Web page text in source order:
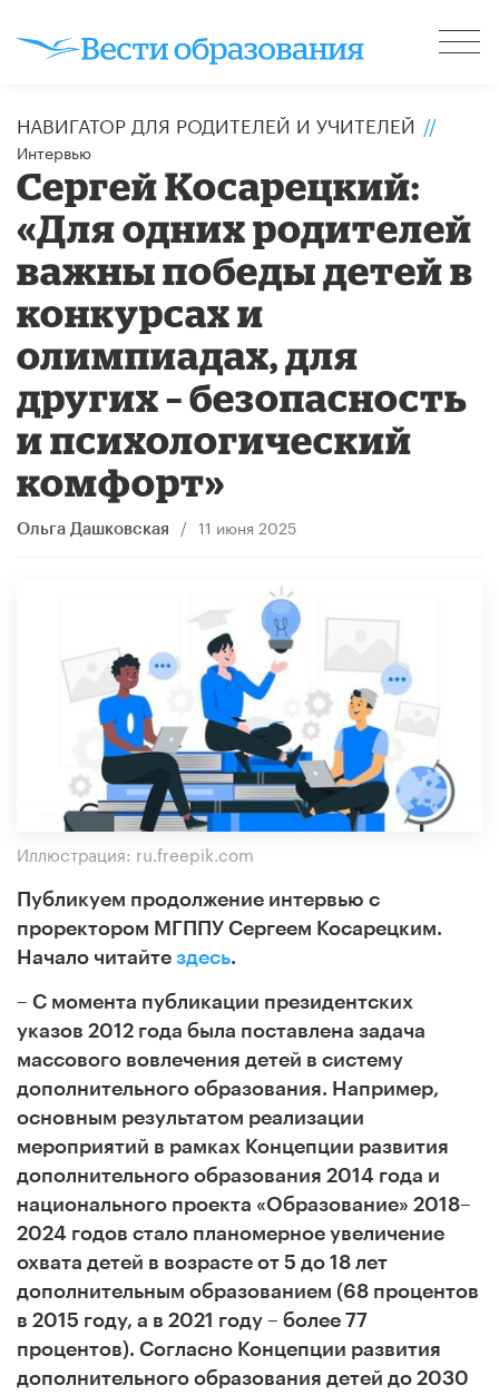
НАВИГАТОР ДЛЯ РОДИТЕЛЕЙ И УЧИТЕЛЕЙ //
Интервью
Сергей Косарецкий:
«Для одних родителей
важны победы детей в
конкурсах и
олимпиадах, для
других – безопасность
и психологический
комфорт»
Ольга Дашковская / 11 июня 2025
Иллюстрация: ru.freepik.com
Публикуем продолжение интервью с
проректором МГППУ Сергеем Косарецким.
Начало читайте здесь.
– С момента публикации президентских
указов 2012 года была поставлена задача
массового вовлечения детей в систему
дополнительного образования. Например,
основным результатом реализации
мероприятий в рамках Концепции развития
дополнительного образования 2014 года и
национального проекта «Образование» 2018–
2024 годов стало планомерное увеличение
охвата детей в возрасте от 5 до 18 лет
дополнительным образованием (68 процентов
в 2015 году, а в 2021 году – более 77
процентов). Согласно Концепции развития
дополнительного образования детей до 2030